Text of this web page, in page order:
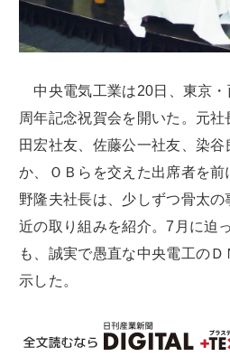
中央電気工業は20日、東京・
周年記念祝賀会を開いた。元
田宏社友、佐藤公一社友、染谷
か、ＯＢらを交えた出席者を
野隆夫社長は、少しずつ骨太
近の取り組みを紹介。7月に迫
も、誠実で愚直な中央電工の
示した。